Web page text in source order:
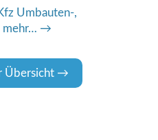
Umbauten-,
mehr…
Übersicht